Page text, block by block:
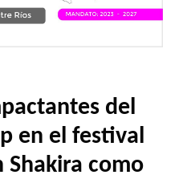
del
en el festival
Shakira como